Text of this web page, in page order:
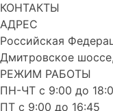
КОНТАКТЫ
АДРЕС
Российская
Дмитровское
РЕЖИМ РАБОТЫ
ПН-ЧТ с 9:00 до
ПТ с 9:00 до 16:45